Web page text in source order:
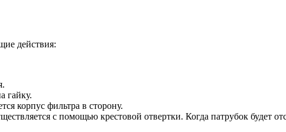
действия:
гайку.
корпус фильтра в сторону.
с помощью крестовой отвертки. Когда патрубок будет